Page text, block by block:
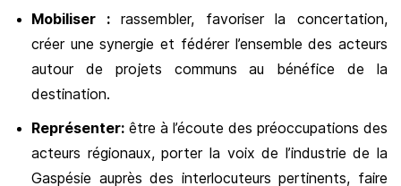
Mobiliser :rassembler, favoriser la concertation,
créer une synergie et fédérer l’ensemble des acteurs
autour de projets communs au bénéfice de la
destination.
Représenter: être à l’écoute des préoccupations des
acteurs régionaux, porter la voix de l’industrie de la
Gaspésie auprès des interlocuteurs pertinents, faire